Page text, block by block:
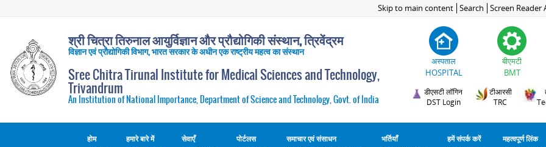
Skip to main content Search Screen Reader
श्री चित्रा तिरुनाल आयुर्विज्ञान और प्रौद्योगिकी संस्थान, त्रिवेंद्रम
विज्ञान एवं प्रौद्योगिकी विभाग, भारत सरकार के अधीन एक राष्ट्रीय महत्व का संस्थान
Sree Chitra Tirunal Institute for Medical Sciences and Technology,
Trivandrum
An Institution of National Importance, Department of Science and Technology, Govt. of India
अस्पताल
HOSPITAL
बीएमटी
BMT
डीएसटी लॉगिन
DST Login
टीआरसी
TRC
होम
हमारे बारे में
सेवाएँ
पोर्टलस
समाचार एवं संसाधन
भर्तियाँ
हमें संपर्क करें
महत्वपूर्ण लिंक